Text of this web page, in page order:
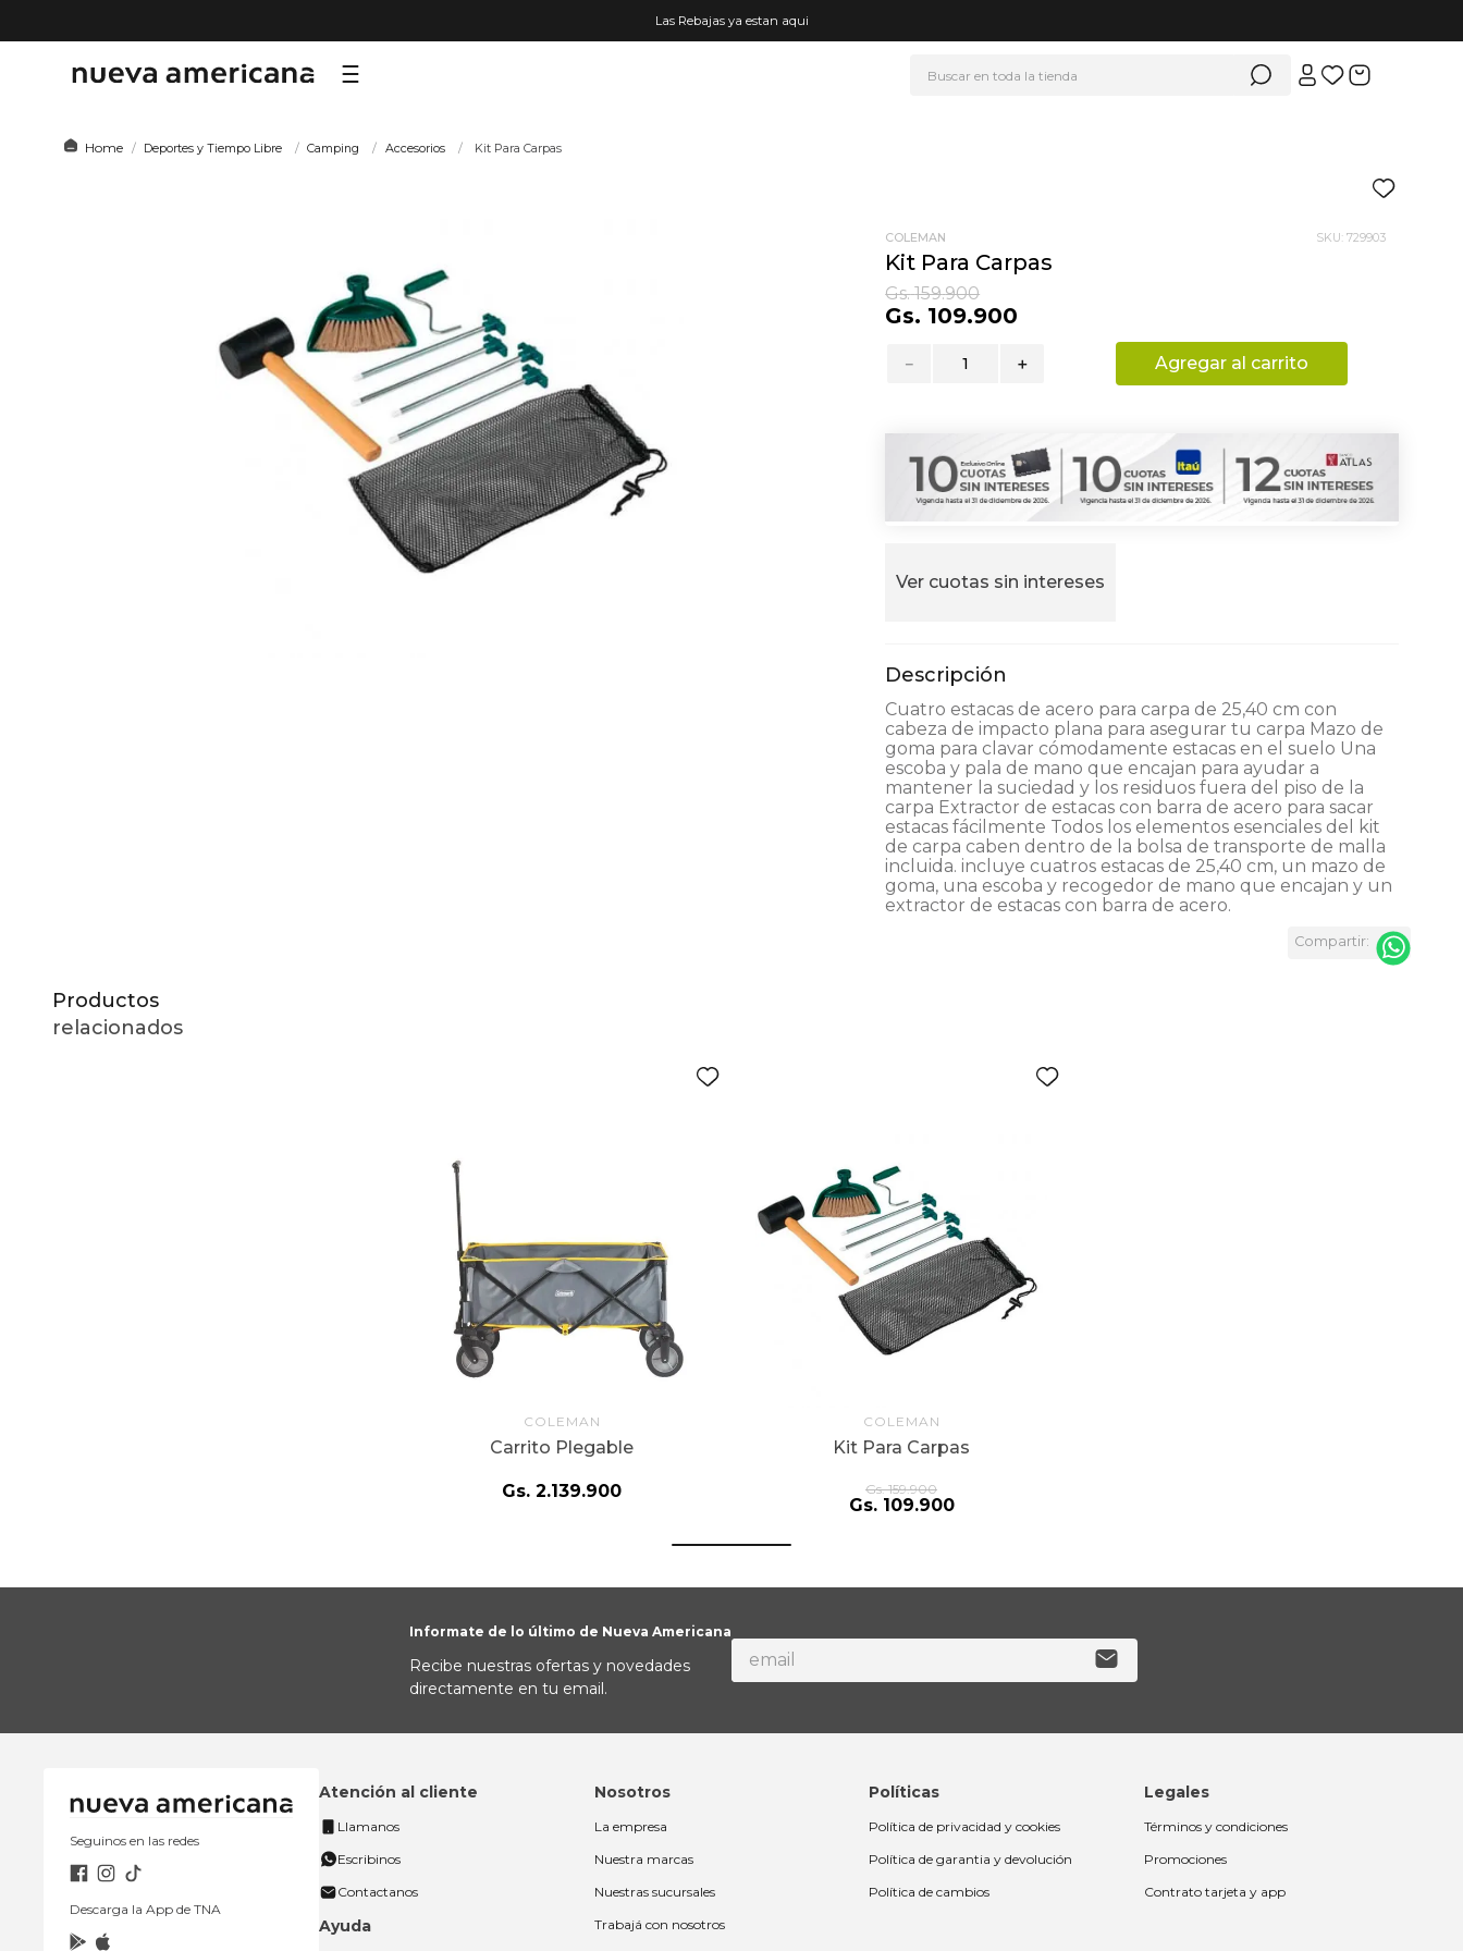
Las Rebajas ya estan aqui
4.
cafetera
6.
hot wheels
7.
organizador
8
almohada
9.
hydrate
10. toalla
Deportes y Tiempo Libre Camping Accesorios Kit Para Carpas
COLEMAN SKU: 729903
Kit Para Carpas
Gs. 159.900
Gs. 109.900
＋
－ Agregar al carrito
Ver cuotas sin intereses
Cuatro estacas de acero para carpa de 25,40 cm con
cabeza de impacto plana para asegurar tu carpa Mazo de
goma para clavar cómodamente estacas en el suelo Una
escoba y pala de mano que encajan para ayudar a
mantener la suciedad y los residuos fuera del piso de la
carpa Extractor de estacas con barra de acero para sacar
estacas fácilmente Todos los elementos esenciales del kit
de carpa caben dentro de la bolsa de transporte de malla
incluida. incluye cuatros estacas de 25,40 cm, un mazo de
goma, una escoba y recogedor de mano que encajan y un
extractor de estacas con barra de acero.
Productos
relacionados
COLEMAN
Carrito Plegable
Gs. 2.139.900
COLEMAN
Kit Para Carpas
Gs. 159.900
Gs. 109.900
Informate de lo último de Nueva Americana
Recibe nuestras ofertas y novedades
directamente en tu email.
Seguinos en las redes
Descarga la App de TNA
Atención al cliente
Llamanos
Escribinos
Contactanos
Ayuda
Nosotros
La empresa
Nuestra marcas
Nuestras sucursales
Trabajá con nosotros
Políticas
Política de privacidad y cookies
Política de garantia y devolución
Política de cambios
Legales
Términos y condiciones
Promociones
Contrato tarjeta y app